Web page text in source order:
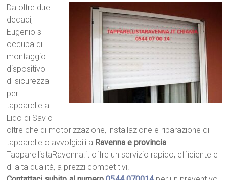
Da oltre due
decadi,
Eugenio si
occupa di
montaggio
dispositivo
di sicurezza
per
tapparelle a
Lido di Savio
oltre che di motorizzazione, installazione e riparazione di
tapparelle o avvolgibili a Ravenna e provincia.
TapparellistaRavenna.it offre un servizio rapido, efficiente e
di alta qualità, a prezzi competitivi.